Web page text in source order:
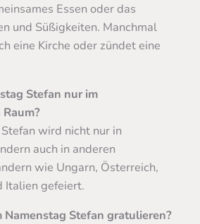
Essen oder das
und Süßigkeiten. Manchmal
eine Kirche oder zündet eine
Stefan nur im
wird nicht nur in
auch in anderen
wie Ungarn, Österreich,
Italien gefeiert.
Stefan gratulieren?